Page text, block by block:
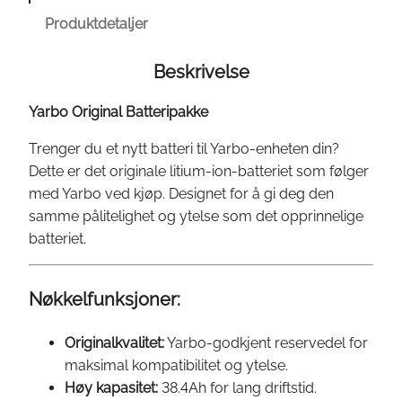
e
a
n
t
a
l
l
Produktdetaljer
Beskrivelse
Yarbo Original Batteripakke
Trenger du et nytt batteri til Yarbo-enheten din?
Dette er det originale litium-ion-batteriet som følger
med Yarbo ved kjøp. Designet for å gi deg den
samme pålitelighet og ytelse som det opprinnelige
batteriet.
Nøkkelfunksjoner:
Originalkvalitet:Yarbo-godkjent reservedel for
maksimal kompatibilitet og ytelse.
Høy kapasitet: 38.4Ah for lang driftstid.